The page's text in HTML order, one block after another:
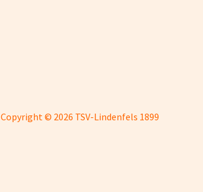
Copyright © 2026 TSV-Lindenfels 1899